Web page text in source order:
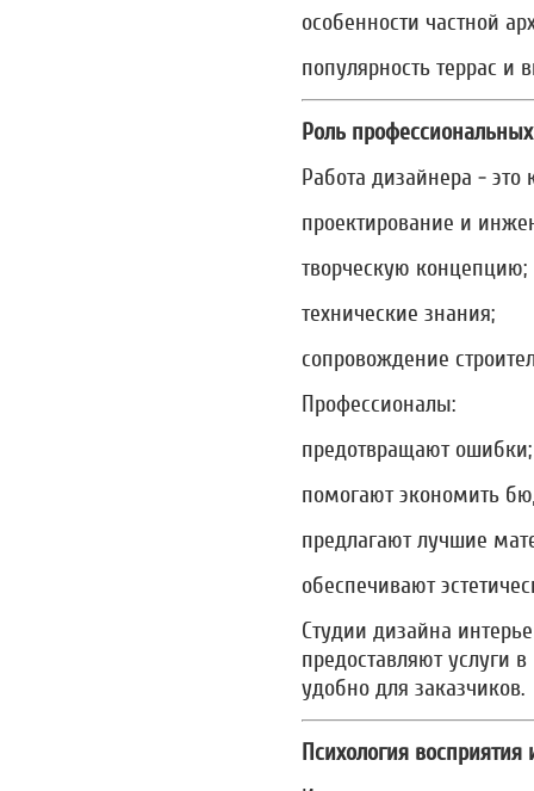
особенности частной
популярность террас и
Роль
Работа дизайнера -
проектирование и
творческую концепцию;
технические знания;
сопровождение
Профессионалы:
предотвращают ошибки;
помогают экономить
предлагают лучшие
обеспечивают
Студии дизайна
предоставляют услуги
удобно для заказчиков.
Психология восприятия